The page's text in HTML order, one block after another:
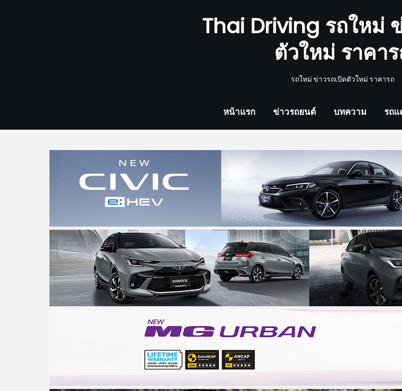
Thai Driving รถใหม่
ตัวใหม่ ราคา
รถใหม่ ข่าวรถเปิดตัวใหม่ ราคารถ
หน้าแรก ข่าวรถยนต์ บทความ รถแ